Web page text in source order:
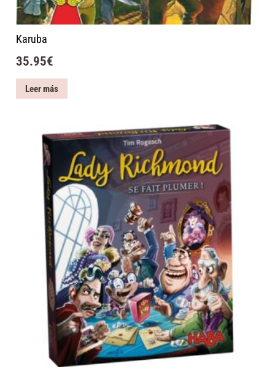
Karuba
35.95€
Leer más